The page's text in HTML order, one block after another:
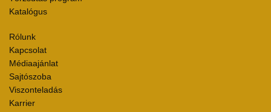
Katalógus
Rólunk
Kapcsolat
Médiaajánlat
Sajtószoba
Viszonteladás
Karrier